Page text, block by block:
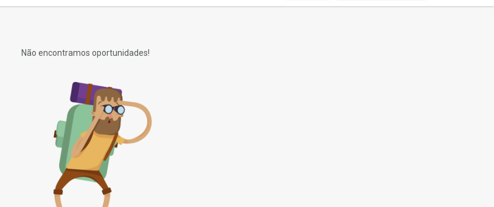
Não encontramos oportunidades!